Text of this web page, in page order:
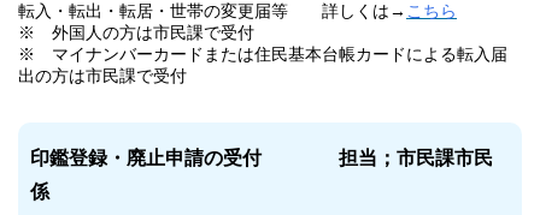
転入・転出・転居・世帯の変更届等 詳しくは→ こちら
※ 外国人の方は市民課で受付
※ マイナンバーカードまたは住民基本台帳カードによる転入届
出の方は市民課で受付
印鑑登録・廃止申請の受付 担当；市民課市民
係